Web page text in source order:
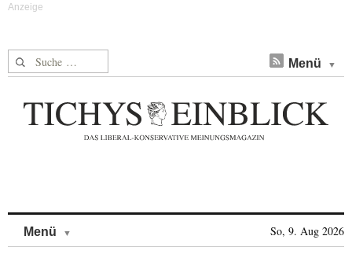
Suche nach: Menü
Menü So, 9. Aug 2026